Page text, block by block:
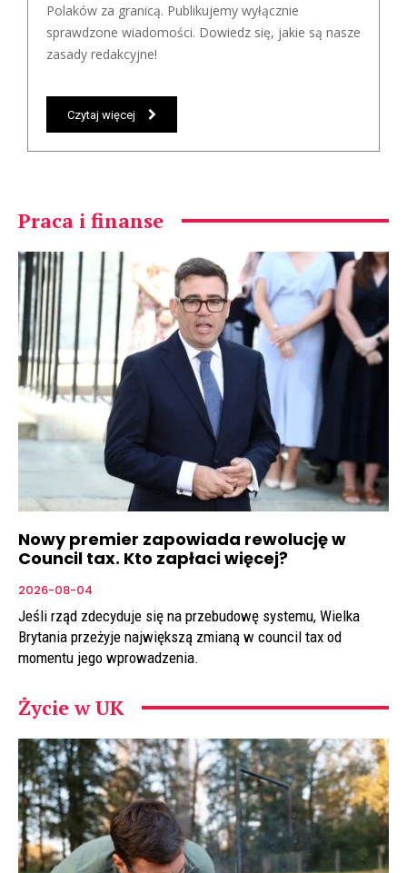
Polaków za granicą. Publikujemy wyłącznie
sprawdzone wiadomości. Dowiedz się, jakie są nasze
zasady redakcyjne!
Czytaj więcej
Praca i finanse
Nowy premier zapowiada rewolucję w
Council tax. Kto zapłaci więcej?
2026-08-04
Jeśli rząd zdecyduje się na przebudowę systemu, Wielka
Brytania przeżyje największą zmianą w council tax od
momentu jego wprowadzenia.
Życie w UK